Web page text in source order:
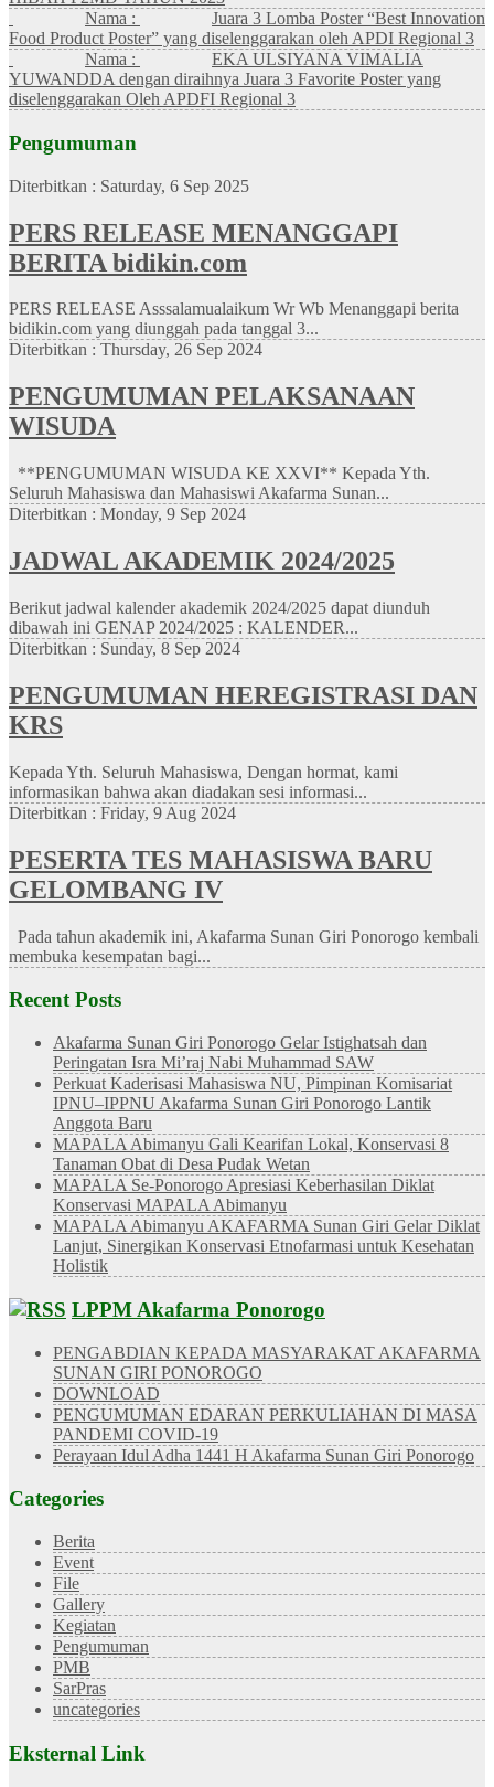
Nama :
Juara 3 Lomba Poster “Best Innovation
Food Product Poster” yang diselenggarakan oleh APDI Regional 3
Nama :
EKA ULSIYANA VIMALIA
YUWANDDA dengan diraihnya Juara 3 Favorite Poster yang
diselenggarakan Oleh APDFI Regional 3
Pengumuman
Diterbitkan : Saturday, 6 Sep 2025
PERS RELEASE MENANGGAPI
BERITA bidikin.com
PERS RELEASE Asssalamualaikum Wr Wb Menanggapi berita
bidikin.com yang diunggah pada tanggal 3...
Diterbitkan : Thursday, 26 Sep 2024
PENGUMUMAN PELAKSANAAN
WISUDA
**PENGUMUMAN WISUDA KE XXVI** Kepada Yth.
Seluruh Mahasiswa dan Mahasiswi Akafarma Sunan...
Diterbitkan : Monday, 9 Sep 2024
JADWAL AKADEMIK 2024/2025
Berikut jadwal kalender akademik 2024/2025 dapat diunduh
dibawah ini GENAP 2024/2025 : KALENDER...
Diterbitkan : Sunday, 8 Sep 2024
PENGUMUMAN HEREGISTRASI DAN
KRS
Kepada Yth. Seluruh Mahasiswa, Dengan hormat, kami
informasikan bahwa akan diadakan sesi informasi...
Diterbitkan : Friday, 9 Aug 2024
PESERTA TES MAHASISWA BARU
GELOMBANG IV
Pada tahun akademik ini, Akafarma Sunan Giri Ponorogo kembali
membuka kesempatan bagi...
Recent Posts
Akafarma Sunan Giri Ponorogo Gelar Istighatsah dan
Peringatan Isra Mi’raj Nabi Muhammad SAW
Perkuat Kaderisasi Mahasiswa NU, Pimpinan Komisariat
IPNU–IPPNU Akafarma Sunan Giri Ponorogo Lantik
Anggota Baru
MAPALA Abimanyu Gali Kearifan Lokal, Konservasi 8
Tanaman Obat di Desa Pudak Wetan
MAPALA Se-Ponorogo Apresiasi Keberhasilan Diklat
Konservasi MAPALA Abimanyu
MAPALA Abimanyu AKAFARMA Sunan Giri Gelar Diklat
Lanjut, Sinergikan Konservasi Etnofarmasi untuk Kesehatan
Holistik
LPPM Akafarma Ponorogo
PENGABDIAN KEPADA MASYARAKAT AKAFARMA
SUNAN GIRI PONOROGO
DOWNLOAD
PENGUMUMAN EDARAN PERKULIAHAN DI MASA
PANDEMI COVID-19
Perayaan Idul Adha 1441 H Akafarma Sunan Giri Ponorogo
Categories
Berita
Event
File
Gallery
Kegiatan
Pengumuman
PMB
SarPras
uncategories
Eksternal Link